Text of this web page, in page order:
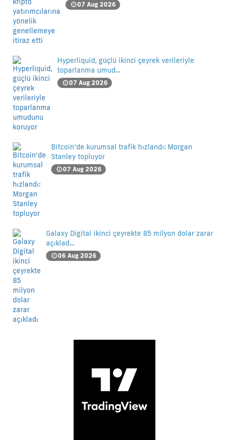
07 Aug 2026
Hyperliquid, güçlü ikinci çeyrek verileriyle
toparlanma umud...
07 Aug 2026
Bitcoin’de kurumsal trafik hızlandı: Morgan
Stanley topluyor
07 Aug 2026
Galaxy Digital ikinci çeyrekte 85 milyon dolar zarar
açıklad...
06 Aug 2026